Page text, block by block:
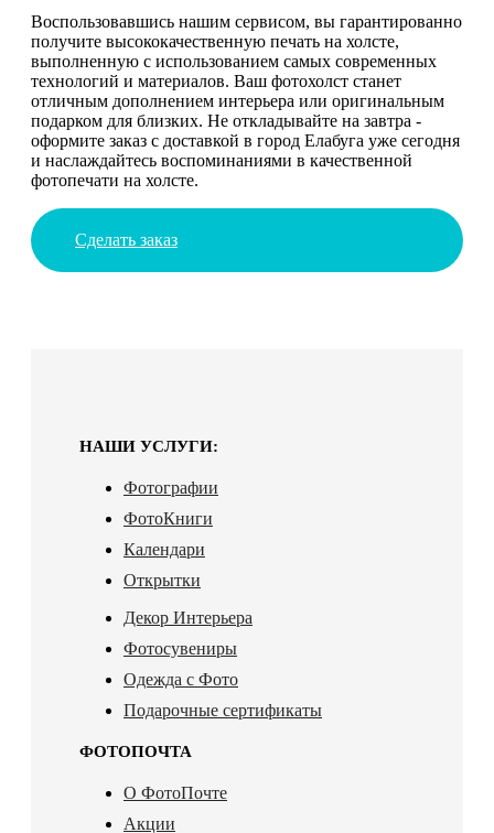
Воспользовавшись нашим сервисом, вы гарантированно
получите высококачественную печать на холсте,
выполненную с использованием самых современных
технологий и материалов. Ваш фотохолст станет
отличным дополнением интерьера или оригинальным
подарком для близких. Не откладывайте на завтра -
оформите заказ с доставкой в город Елабуга уже сегодня
и наслаждайтесь воспоминаниями в качественной
фотопечати на холсте.
Сделать заказ
НАШИ УСЛУГИ:
Фотографии
ФотоКниги
Календари
Открытки
Декор Интерьера
Фотосувениры
Одежда с Фото
Подарочные сертификаты
ФОТОПОЧТА
О ФотоПочте
Акции